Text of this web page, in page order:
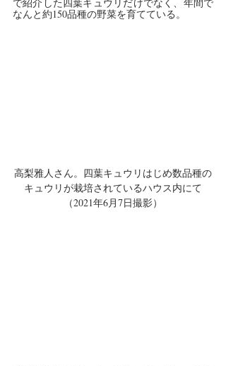
なんと約150品種の野菜を育てている。
高梨雅人さん。四葉キュウリはじめ数品種の
キュウリが栽培されているハウス内にて
（2021年6月7日撮影）